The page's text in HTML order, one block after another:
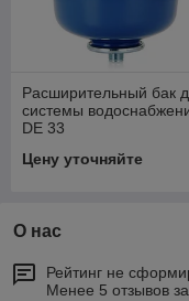
Расширительный бак
системы
DE 33
Цену уточняйте
О нас
Рейтинг не
Менее 5 отзывов